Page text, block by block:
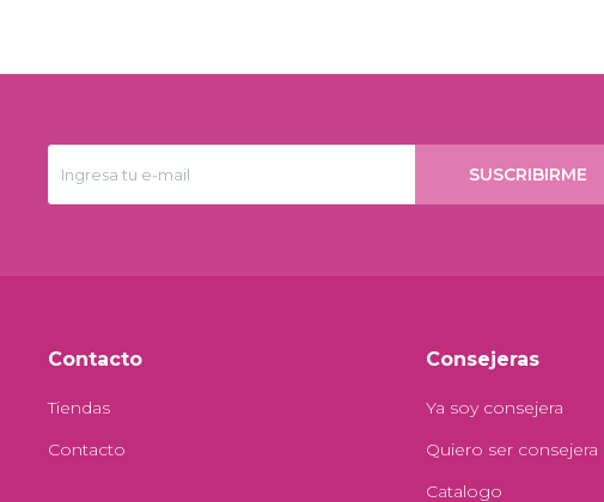
SUSCRIBIRME
Contacto
Tiendas
Contacto
Consejeras
Ya soy consejera
Quiero ser consejera
Catalogo